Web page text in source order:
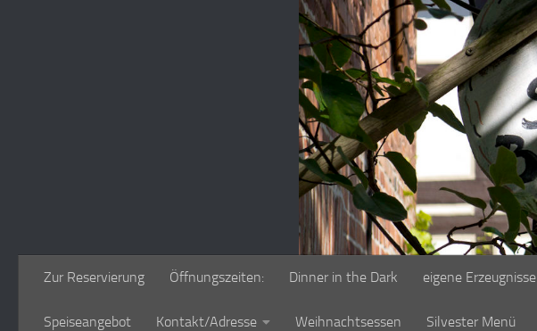
Zur Reservierung Öffnungszeiten: Dinner in the Dark eigene Erzeugnisse
Speiseangebot Kontakt/Adresse Weihnachtsessen Silvester Menü